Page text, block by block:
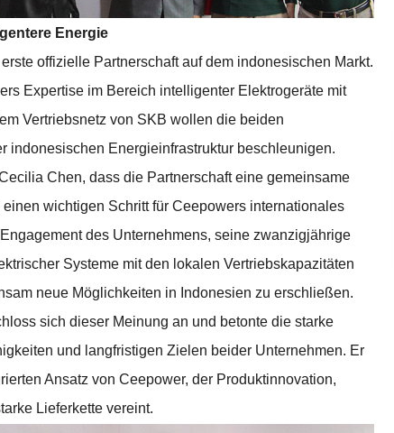
Energie
offizielle Partnerschaft auf dem indonesischen Markt.
Expertise im Bereich intelligenter Elektrogeräte mit
Vertriebsnetz von SKB wollen die beiden
indonesischen Energieinfrastruktur beschleunigen.
Chen, dass die Partnerschaft eine gemeinsame
wichtigen Schritt für Ceepowers internationales
des Unternehmens, seine zwanzigjährige
Systeme mit den lokalen Vertriebskapazitäten
neue Möglichkeiten in Indonesien zu erschließen.
sich dieser Meinung an und betonte die starke
und langfristigen Zielen beider Unternehmen. Er
Ansatz von Ceepower, der Produktinnovation,
Lieferkette vereint.